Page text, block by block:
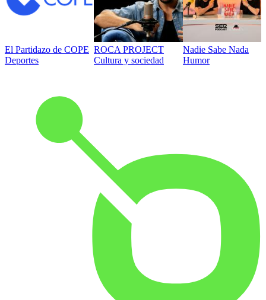
El Partidazo de COPE
Deportes
ROCA PROJECT
Cultura y sociedad
Nadie Sabe Nada
Humor